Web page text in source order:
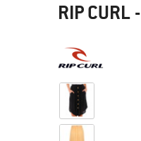
RIP CURL -